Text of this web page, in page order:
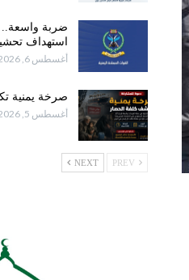
ضربة واسعة..
استهداف
أغسطس 6, 2026
صرخة يمنية
أغسطس 5, 2026
NEXT